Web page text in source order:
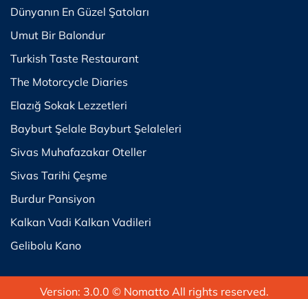
Dünyanın En Güzel Şatoları
Umut Bir Balondur
Turkish Taste Restaurant
The Motorcycle Diaries
Elazığ Sokak Lezzetleri
Bayburt Şelale Bayburt Şelaleleri
Sivas Muhafazakar Oteller
Sivas Tarihi Çeşme
Burdur Pansiyon
Kalkan Vadi Kalkan Vadileri
Gelibolu Kano
Version: 3.0.0 © Nomatto All rights reserved.